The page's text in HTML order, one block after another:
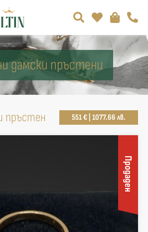
дамски пръстени
пръстен 551 € | 1077.66 лв.
Продаден